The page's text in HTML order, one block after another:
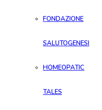
FONDAZIONE
SALUTOGENESI
HOMEOPATIC
TALES